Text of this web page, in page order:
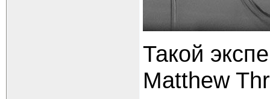
Такой
Matthew